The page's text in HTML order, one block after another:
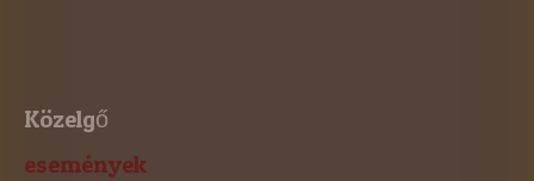
Közelgő
események